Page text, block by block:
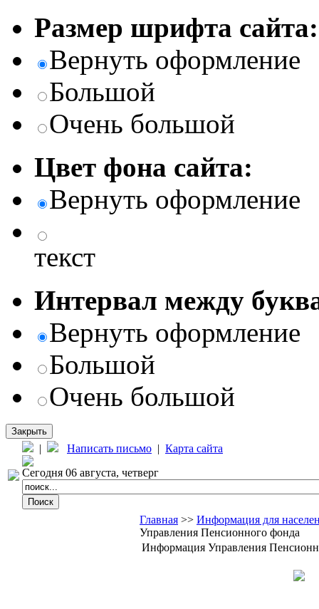
Размер шрифта сайта:
Вернуть оформление
Большой
Очень большой
Цвет фона сайта:
Вернуть оформление
текст
Интервал между
Вернуть оформление
Большой
Очень большой
Закрыть
| Написать письмо | Карта сайта
Сегодня 06 августа, четверг
Главная >> Информация для
Управления Пенсионного фонда
Информация Управления